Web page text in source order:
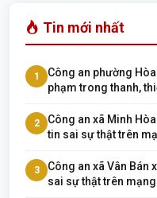
Tin mới nhất
1
Công an phường
phạm trong thanh,
2
Công an xã Minh
tin sai sự thật trên
3
Công an xã Vân Bán
sai sự thật trên